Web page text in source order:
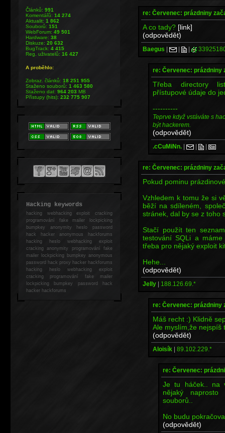
re: Červenec: prázdniny
A co tady? [link]
(odpovědět)
Baegus | | |
re: Červenec: prázdniny
Třeba directory
přístupové údaje do
----------
Teprve když vstáváte s
být hackerem.
(odpovědět)
.cCuMiNn. | | |
re: Červenec: prázdniny
Pokud pominu
Vzhledem k tomu že si
běží na sdíleném,
stránek, dal by se z toho
Stačí použít ten
testování SQLi a
třeba pro nějaký exploit
Hehe...
(odpovědět)
Jelly | 188.126.69.*
re: Červenec: prázdniny
Máš recht :) Klidně
Ale myslím,že nejspíš
(odpovědět)
Aloisík | 89.102.229.*
re: Červenec:
Je tu háček.. na
nějaký
souborů..
No budu
(odpovědět)
Článků:991
Komentářů:14 274
Aktualit:1 862
Souborů:151
WebForum:49 501
Hardware:38
Diskuze:20 632
BugTrack:4 415
Reg. uživatelů:16 427
A proběhlo:
Zobraz. článků:18 251 955
Staženo souborů:1 463 580
Staženo dat:964 203MB
Přístupy (hits):232 775 907
Hacking keywords
hackingwebhacking exploit cracking
programování fake mailer lockpicking
bumpkey anonymity heslo password
hackhacker anonymous hackforums
hackingheslo webhacking exploit
cracking anonymity programování fake
mailer lockpicking bumpkey anonymous
password hack proxy hacker hackforums
hacking heslo webhacking exploit
cracking programování fake mailer
lockpicking bumpkey password hack
hackerhackforums